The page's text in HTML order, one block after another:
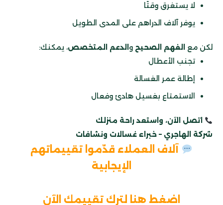
لا يستغرق وقتًا
يوفر آلاف الدراهم على المدى الطويل
لكن مع الفهم الصحيح و الدعم المتخصص، يمكنك:
تجنب الأعطال
إطالة عمر الغسالة
الاستمتاع بغسيل هادئ وفعال
اتصل الآن، واستعد راحة منزلك
شركة الهاجري – خبراء غسالات ونشافات
آلاف العملاء قدّموا تقييماتهم
الإيجابية
اضغط هنا لترك تقييمك الآن